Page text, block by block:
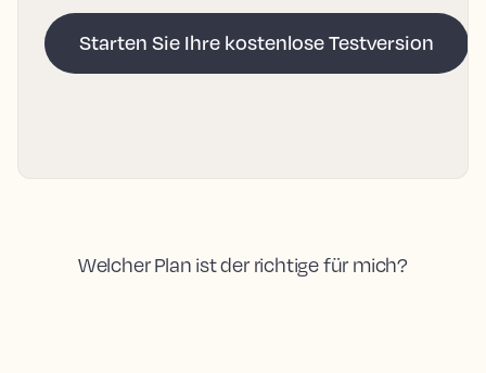
Starten Sie Ihre kostenlose Testversion
Welcher Plan ist der richtige für mich?